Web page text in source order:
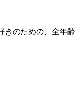
きのための、全年齢